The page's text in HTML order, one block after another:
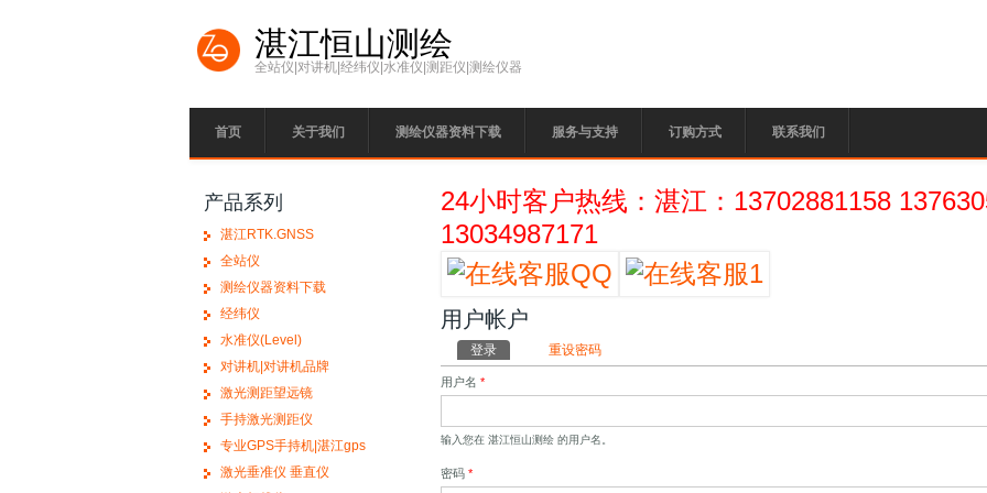
湛江恒山测绘
全站仪|对讲机|经纬仪|水准仪|测距仪|测绘仪器
首页 关于我们 测绘仪器资料下载 服务与支持 订购方式 联系我们
24小时客户热线：湛江：13702881158
13034987171
用户帐户
Primary tabs
登录 (active tab)重设密码
用户名*
输入您在 湛江恒山测绘 的用户名。
密码*
产品系列
湛江RTK.GNSS
全站仪
测绘仪器资料下载
经纬仪
水准仪(Level)
对讲机|对讲机品牌
激光测距望远镜
手持激光测距仪
专业GPS手持机|湛江gps
激光垂准仪 垂直仪